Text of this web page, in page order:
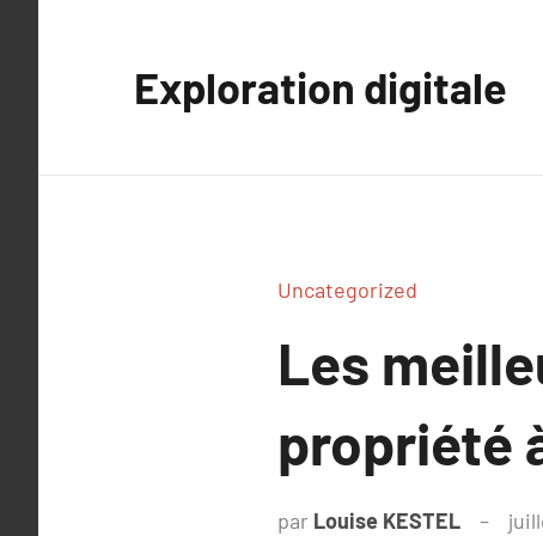
Exploration digitale
Uncategorized
Les
propriété
par Louise KESTEL